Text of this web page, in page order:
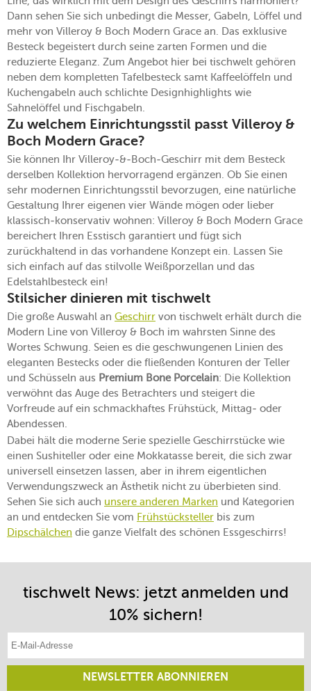
Dann sehen Sie sich unbedingt die Messer, Gabeln, Löffel und
mehr von Villeroy & Boch Modern Grace an. Das exklusive
Besteck begeistert durch seine zarten Formen und die
reduzierte Eleganz. Zum Angebot hier bei tischwelt gehören
neben dem kompletten Tafelbesteck samt Kaffeelöffeln und
Kuchengabeln auch schlichte Designhighlights wie
Sahnelöffel und Fischgabeln.
Zu welchem Einrichtungsstil passt Villeroy &
Boch Modern Grace?
Sie können Ihr Villeroy-&-Boch-Geschirr mit dem Besteck
derselben Kollektion hervorragend ergänzen. Ob Sie einen
sehr modernen Einrichtungsstil bevorzugen, eine natürliche
Gestaltung Ihrer eigenen vier Wände mögen oder lieber
klassisch-konservativ wohnen: Villeroy & Boch Modern Grace
bereichert Ihren Esstisch garantiert und fügt sich
zurückhaltend in das vorhandene Konzept ein. Lassen Sie
sich einfach auf das stilvolle Weißporzellan und das
Edelstahlbesteck ein!
Stilsicher dinieren mit tischwelt
Die große Auswahl an Geschirr von tischwelt erhält durch die
Modern Line von Villeroy & Boch im wahrsten Sinne des
Wortes Schwung. Seien es die geschwungenen Linien des
eleganten Bestecks oder die fließenden Konturen der Teller
und Schüsseln aus Premium Bone Porcelain: Die Kollektion
verwöhnt das Auge des Betrachters und steigert die
Vorfreude auf ein schmackhaftes Frühstück, Mittag- oder
Abendessen.
Dabei hält die moderne Serie spezielle Geschirrstücke wie
einen Sushiteller oder eine Mokkatasse bereit, die sich zwar
universell einsetzen lassen, aber in ihrem eigentlichen
Verwendungszweck an Ästhetik nicht zu überbieten sind.
Sehen Sie sich auch unsere anderen Marken und Kategorien
an und entdecken Sie vom Frühstücksteller bis zum
Dipschälchen die ganze Vielfalt des schönen Essgeschirrs!
tischwelt News: jetzt anmelden und
10% sichern!
NEWSLETTER ABONNIEREN